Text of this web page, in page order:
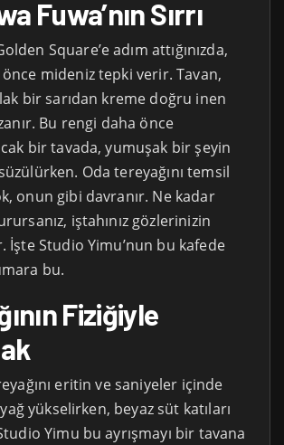
Fuwa’nın Sırrı
Square’e adım attığınızda,
mideniz tepki verir. Tavan,
bir sarıdan kreme doğru inen
Bu rengi daha önce
bir tavada, yumuşak bir şeyin
Oda tereyağını temsil
onun gibi davranır. Ne kadar
iştahınız gözlerinizin
İşte Studio Yimu’nun bu kafede
bu.
Fiziğiyle
eritin ve saniyeler içinde
yağ yükselirken, beyaz süt katıları
Yimu bu ayrışmayı bir tavana